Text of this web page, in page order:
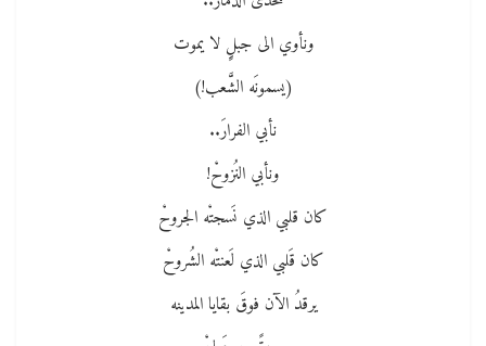
ونأوي الى جبلٍِ لا يموت
(يسمونَه الشَّعب!)
نأبي الفرارَ..
ونأبي النُزوحْ!
كان قلبي الذي نَسجتْه الجروحْ
كان قَلبي الذي لَعنتْه الشُروحْ
يرقدُ الآن فوقَ بقايا المدينه